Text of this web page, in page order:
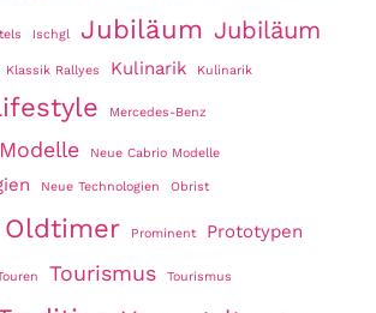
Ischgl Jubiläum Jubiläum
Klassik Rallyes Kulinarik Kulinarik
Mercedes-Benz
Neue Cabrio Modelle
Neue Technologien Obrist
Oldtimer Prominent Prototypen
Tourismus Tourismus